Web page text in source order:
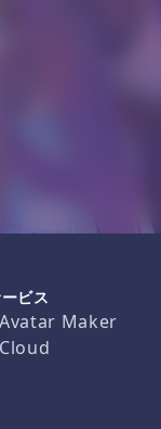
ビス
Maker